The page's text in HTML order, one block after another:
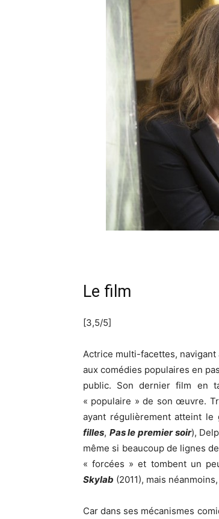
Le film
[3,5/5]
Actrice multi-facettes,
aux comédies populaires en
public. Son dernier film en
« populaire » de son œuvre.
ayant régulièrement atteint
filles, Pas le premier soir),
même si beaucoup de lignes
« forcées » et tombent un
Skylab (2011), mais
Car dans ses mécanismes